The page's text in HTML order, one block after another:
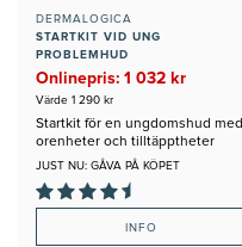
DERMALOGICA
STARTKIT VID UNG
PROBLEMHUD
Onlinepris: 1 032 kr
Värde 1 290 kr
Startkit för en ungdomshud med
orenheter och tilltäpptheter
JUST NU: GÅVA PÅ KÖPET
INFO